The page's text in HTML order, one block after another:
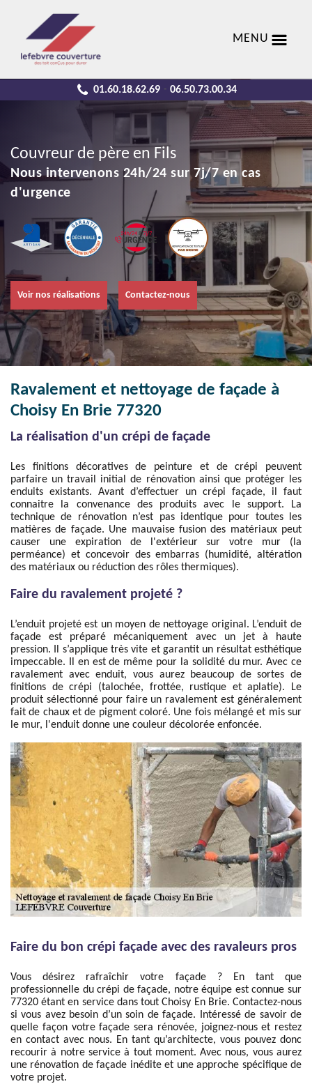
MENU
01.60.18.62.69 - 06.50.73.00.34
Couvreur de père en Fils
Nous intervenons 24h/24 sur 7j/7 en cas
d'urgence
Voir nos réalisations Contactez-nous
Ravalement et nettoyage de façade à
Choisy En Brie 77320
La réalisation d'un crépi de façade
Les finitions décoratives de peinture et de crépi peuvent
parfaire un travail initial de rénovation ainsi que protéger les
enduits existants. Avant d’effectuer un crépi façade, il faut
connaitre la convenance des produits avec le support. La
technique de rénovation n’est pas identique pour toutes les
matières de façade. Une mauvaise fusion des matériaux peut
causer une expiration de l'extérieur sur votre mur (la
perméance) et concevoir des embarras (humidité, altération
des matériaux ou réduction des rôles thermiques).
Faire du ravalement projeté ?
L’enduit projeté est un moyen de nettoyage original. L’enduit de
façade est préparé mécaniquement avec un jet à haute
pression. Il s’applique très vite et garantit un résultat esthétique
impeccable. Il en est de même pour la solidité du mur. Avec ce
ravalement avec enduit, vous aurez beaucoup de sortes de
finitions de crépi (talochée, frottée, rustique et aplatie). Le
produit sélectionné pour faire un ravalement est généralement
fait de chaux et de pigment coloré. Une fois mélangé et mis sur
le mur, l'enduit donne une couleur décolorée enfoncée.
Faire du bon crépi façade avec des ravaleurs pros
Vous désirez rafraîchir votre façade ? En tant que
professionnelle du crépi de façade, notre équipe est connue sur
77320 étant en service dans tout Choisy En Brie. Contactez-nous
si vous avez besoin d’un soin de façade. Intéressé de savoir de
quelle façon votre façade sera rénovée, joignez-nous et restez
en contact avec nous. En tant qu’architecte, vous pouvez donc
recourir à notre service à tout moment. Avec nous, vous aurez
une rénovation de façade inédite et une approche spécifique de
votre projet.